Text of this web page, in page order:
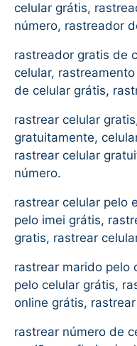
celular grátis,
número, rastreador
rastreador gratis de
celular,
de celular grátis,
rastrear celular
gratuitamente,
rastrear celular
número.
rastrear celular pelo
pelo imei grátis,
gratis, rastrear
rastrear marido pelo
pelo celular grátis,
online grátis,
rastrear número de